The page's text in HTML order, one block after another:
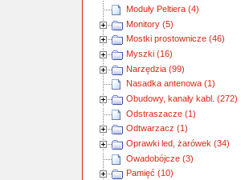
Moduły Peltiera (4)
Monitory (5)
Mostki prostownicze (46)
Myszki (16)
Narzędzia (99)
Nasadka antenowa (1)
Obudowy, kanały kabl. (272)
Odstraszacze (1)
Odtwarzacz (1)
Oprawki led, żarówek (34)
Owadobójcze (3)
Pamięć (10)